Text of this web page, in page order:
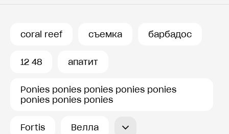
coral reef съемка барбадос
12 48 апатит
Ponies ponies ponies ponies ponies
ponies ponies ponies
Fortis Велла